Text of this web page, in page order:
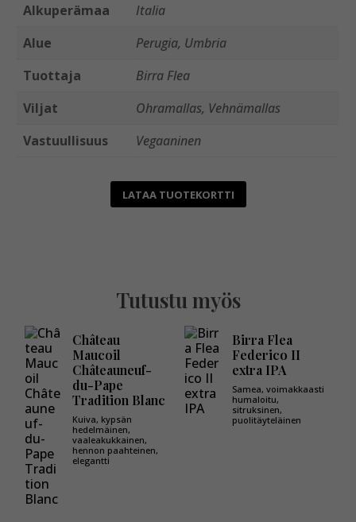
Alkuperämaa
Italia
Alue
Perugia, Umbria
Tuottaja
Birra Flea
Viljat
Ohramallas, Vehnämallas
Vastuullisuus
Vegaaninen
LATAA TUOTEKORTTI
Tutustu myös
Château
Maucoil
Châteauneuf-
du-Pape
Tradition Blanc
Kuiva, kypsän
hedelmäinen,
vaaleakukkainen,
hennon paahteinen,
elegantti
Birra Flea
Federico II
extra IPA
Samea, voimakkaasti
humaloitu,
sitruksinen,
puolitäyteläinen